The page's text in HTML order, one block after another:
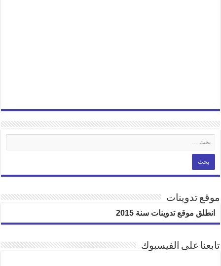
موقع تدوينات
انطلق موقع تدوينات سنة 2015
تابعنا على الفيسبوك